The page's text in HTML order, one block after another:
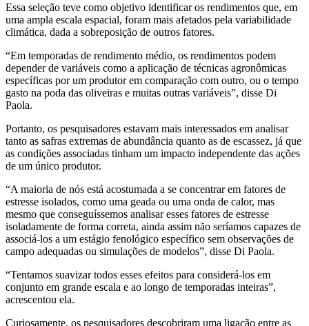
Essa seleção teve como objetivo identificar os rendimentos que, em
uma ampla escala espacial, foram mais afetados pela variabilidade
climática, dada a sobreposição de outros fatores.
“Em temporadas de rendimento médio, os rendimentos podem
depender de variáveis como a aplicação de técnicas agronômicas
específicas por um produtor em comparação com outro, ou o tempo
gasto na poda das oliveiras e muitas outras variáveis”, disse Di
Paola.
Portanto, os pesquisadores estavam mais interessados em analisar
tanto as safras extremas de abundância quanto as de escassez, já que
as condições associadas tinham um impacto independente das ações
de um único produtor.
“A maioria de nós está acostumada a se concentrar em fatores de
estresse isolados, como uma geada ou uma onda de calor, mas
mesmo que conseguíssemos analisar esses fatores de estresse
isoladamente de forma correta, ainda assim não seríamos capazes de
associá-los a um estágio fenológico específico sem observações de
campo adequadas ou simulações de modelos”, disse Di Paola.
“Tentamos suavizar todos esses efeitos para considerá-los em
conjunto em grande escala e ao longo de temporadas inteiras”,
acrescentou ela.
Curiosamente, os pesquisadores descobriram uma ligação entre as